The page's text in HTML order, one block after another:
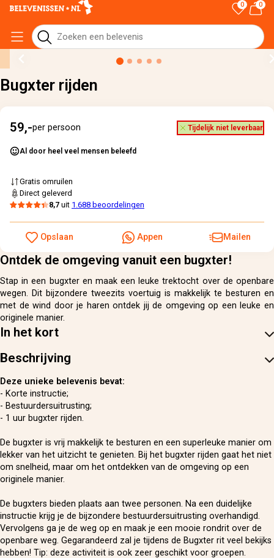
0 0
› Bugxter rijden
Bugxter rijden
Ontdek de omgeving vanuit een bugxter!
Stap in een bugxter en maak een leuke trektocht over de openbare
wegen. Dit bijzondere tweezits voertuig is makkelijk te besturen en
met de wind door je haren ontdek jij de omgeving op een leuke en
originele manier.
In het kort
Beschrijving
Deze unieke belevenis bevat:
- Korte instructie;
- Bestuurdersuitrusting;
- 1 uur bugxter rijden.
De bugxter is vrij makkelijk te besturen en een superleuke manier om
lekker van het uitzicht te genieten. Bij het bugxter rijden gaat het niet
om snelheid, maar om het ontdekken van de omgeving op een
originele manier.
De bugxters bieden plaats aan twee personen. Na een duidelijke
instructie krijg je de bijzondere bestuurdersuitrusting overhandigd.
Vervolgens ga je de weg op en maak je een mooie rondrit over de
openbare weg. Gegarandeerd zal je tijdens de Bugxter rit veel bekijks
hebben! Tip: deze activiteit is ook zeer geschikt voor groepen.
59,-per persoon Tijdelijk niet leverbaar
Al door heel veel mensen beleefd
Gratis omruilen
Direct geleverd
8,7 uit 1.688 beoordelingen
Opslaan Appen Mailen